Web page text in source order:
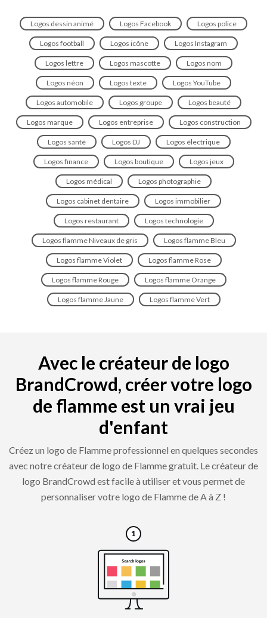
Logos dessin animé Logos Facebook Logos police
Logos football Logos icône Logos Instagram
Logos lettre Logos mascotte Logos nom
Logos néon Logos texte Logos YouTube
Logos automobile Logos groupe Logos beauté
Logos marque Logos entreprise Logos construction
Logos santé Logos DJ Logos électrique
Logos finance Logos boutique Logos jeux
Logos médical Logos photographie
Logos cabinet dentaire Logos immobilier
Logos restaurant Logos technologie
Logos flamme Niveaux de gris Logos flamme Bleu
Logos flamme Violet Logos flamme Rose
Logos flamme Rouge Logos flamme Orange
Logos flamme Jaune Logos flamme Vert
Avec le créateur de logo
BrandCrowd, créer votre logo
de flamme est un vrai jeu
d'enfant
Créez un logo de Flamme professionnel en quelques secondes
avec notre créateur de logo de Flamme gratuit. Le créateur de
logo BrandCrowd est facile à utiliser et vous permet de
personnaliser votre logo de Flamme de A à Z !